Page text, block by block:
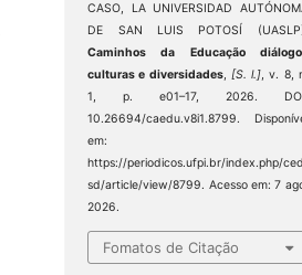
CASO, LA UNIVERSIDAD
DE SAN LUIS POTOSÍ
Caminhos da Educação
culturas e diversidades, [S. l.], v. 8,
1, p. e01–17, 2026.
10.26694/caedu.v8i1.8799.
em:
https://periodicos.ufpi.br/index.php/ced
sd/article/view/8799. Acesso em: 7
2026.
Fomatos de Citação